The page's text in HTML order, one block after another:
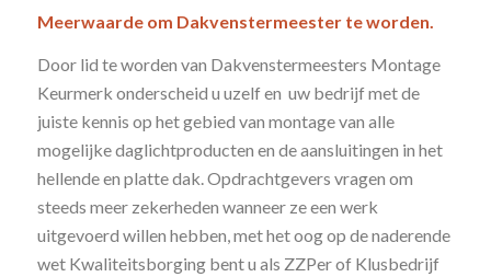
Meerwaarde om Dakvenstermeester te worden.
Door lid te worden van Dakvenstermeesters Montage
Keurmerk onderscheid u uzelf en uw bedrijf met de
juiste kennis op het gebied van montage van alle
mogelijke daglichtproducten en de aansluitingen in het
hellende en platte dak. Opdrachtgevers vragen om
steeds meer zekerheden wanneer ze een werk
uitgevoerd willen hebben, met het oog op de naderende
wet Kwaliteitsborging bent u als ZZPer of Klusbedrijf